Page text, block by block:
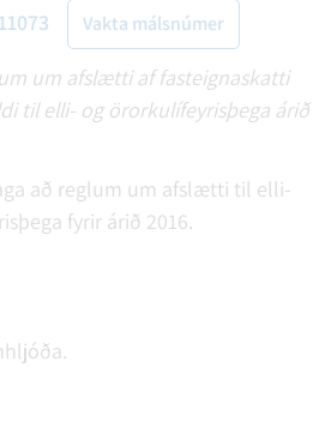
Vakta málsnúmer
um afslætti af fasteignaskatti
til elli- og örorkulífeyrisþega árið
að reglum um afslætti til elli-
fyrir árið 2016.